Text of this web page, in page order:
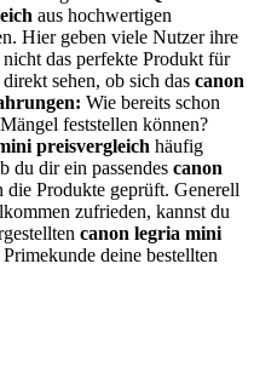
aus hochwertigen
Hier geben viele Nutzer ihre
nicht das perfekte Produkt für
sehen, ob sich das canon
Wie bereits schon
feststellen können?
preisvergleich häufig
du dir ein passendes canon
die Produkte geprüft. Generell
zufrieden, kannst du
canon legria mini
deine bestellten